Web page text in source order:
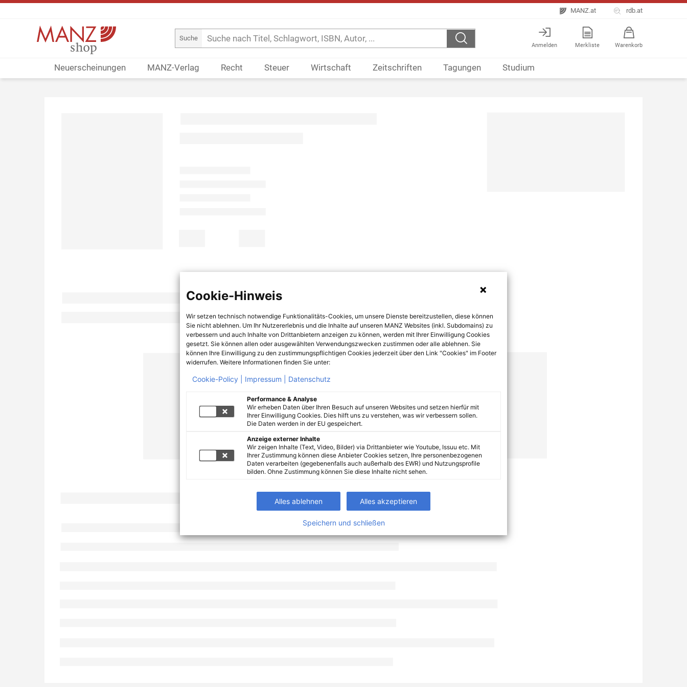
MANZ.at rdb.at
Suche
Anmelden Merkliste Warenkorb
Neuerscheinungen MANZ-Verlag Recht Steuer Wirtschaft Zeitschriften Tagungen Studium
Cookie-Hinweis
Wir setzen technisch notwendige Funktionalitäts-Cookies, um unsere Dienste bereitzustellen, diese können
Sie nicht ablehnen. Um Ihr Nutzererlebnis und die Inhalte auf unseren MANZ Websites (inkl. Subdomains) zu
verbessern und auch Inhalte von Drittanbietern anzeigen zu können, werden mit Ihrer Einwilligung Cookies
gesetzt. Sie können allen oder ausgewählten Verwendungszwecken zustimmen oder alle ablehnen. Sie
können Ihre Einwilligung zu den zustimmungspflichtigen Cookies jederzeit über den Link "Cookies" im Footer
widerrufen. Weitere Informationen finden Sie unter:
Cookie-Policy | Impressum | Datenschutz
Performance & Analyse
Wir erheben Daten über Ihren Besuch auf unseren Websites und setzen hierfür mit
Ihrer Einwilligung Cookies. Dies hilft uns zu verstehen, was wir verbessern sollen.
Die Daten werden in der EU gespeichert.
Anzeige externer Inhalte
Wir zeigen Inhalte (Text, Video, Bilder) via Drittanbieter wie Youtube, Issuu etc. Mit
Ihrer Zustimmung können diese Anbieter Cookies setzen, Ihre personenbezogenen
Daten verarbeiten (gegebenenfalls auch außerhalb des EWR) und Nutzungsprofile
bilden. Ohne Zustimmung können Sie diese Inhalte nicht sehen.
Alles ablehnen Alles akzeptieren
Speichern und schließen